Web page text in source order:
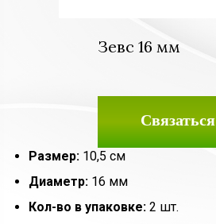
Зевс 16 мм
Связаться
Размер: 10,5 см
Диаметр: 16 мм
Кол-во в упаковке: 2 шт.